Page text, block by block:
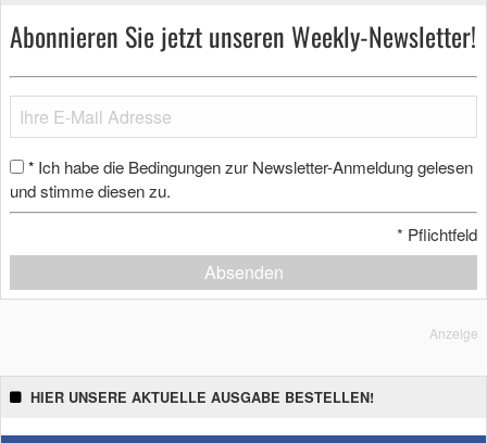
Abonnieren Sie jetzt unseren Weekly-Newsletter!
* Ich habe die Bedingungen zur Newsletter-Anmeldung gelesen
und stimme diesen zu.
* Pflichtfeld
Absenden
Anzeige
HIER UNSERE AKTUELLE AUSGABE BESTELLEN!